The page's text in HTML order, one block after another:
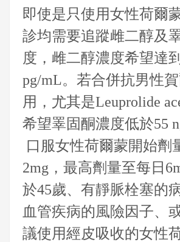
即使是只使用女性荷爾
診均需要追蹤雌二醇及
度，雌二醇濃度希望達
pg/mL。若合併抗男性
用，尤其是Leuprolide
希望睪固酮濃度低於55
口服女性荷爾蒙開始劑
2mg，最高劑量至每日
於45歲、有靜脈栓塞的
血管疾病的風險因子、
議使用經皮吸收的女性